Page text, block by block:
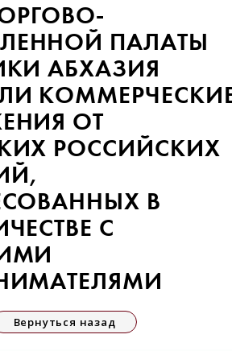
ПАЛАТЫ
АБХАЗИЯ
ОТ
РОССИЙСКИХ
В
С
Вернуться назад